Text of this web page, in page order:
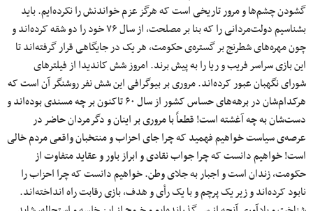
گشودن چشم‌ها و مرور تاریخی است که هرگز عزم خواندنش را نکرده‌ایم. باید
بشناسیم دولت‌مردانی را که بنا بر مصلحت، از سال ۷۶ خود را دو شقه کرده‌اند و
چون مهره‌های شطرنج بر گستره‌ی حکومت، هر یک در جایگاهی قرار گرفته‌اند تا
این بازی سراسر فریب و ریا را به پیش برند. امروز شش کاندیدا از فیلترهای
شورای نگهبان عبور کرده‌اند. مروری بر بیوگرافی این شش نفر روشنگر آن است که
هرکدام‌شان در برهه‌های حساس کشور از سال ۶۰ تاکنون بر چه مسندی بوده‌اند و
دست‌شان به چه آغشته است! قطعاً با مروری بر اینان و دگرمردان حاضر در
عرصه‌ی سیاست خواهیم فهمید که چرا جای احزاب و منتخبان واقعی مردم خالی
است! خواهیم دانست که چرا جواب نقادی و ابراز باور و عقاید متفاوت از
حکومت، زندان است و اجبار به جلای وطن. خواهیم دانست که چرا احزاب را
نابود کرده‌اند و زیر یک پرچم و با یک رأی و هدف، بازی رقابت راه انداخته‌اند.